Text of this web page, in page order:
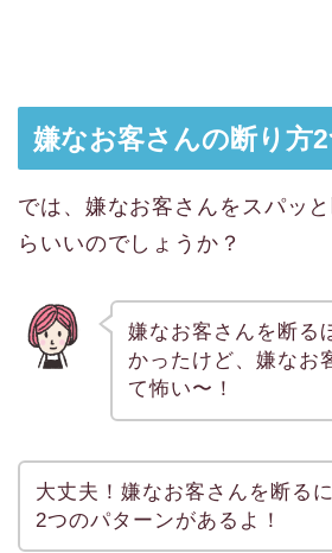
嫌なお客さんの断り方
では、嫌なお客さんをスパッ
らいいのでしょうか？
嫌なお客さんを断る
かったけど、嫌なお
て怖い〜！
大丈夫！嫌なお客さんを断る
2つのパターンがあるよ！